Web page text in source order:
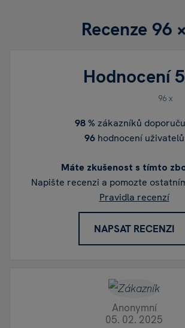
Recenze 96 ×
Hodnocení5
96 x
98 % zákazníků
96hodnocení uživatelů
Máte zkušenost s tímto
Napište recenzi a pomozte
Pravidla recenzí
NAPSAT RECENZI
Anonymní
05. 02. 2025